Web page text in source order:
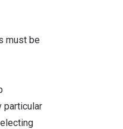
must be
particular